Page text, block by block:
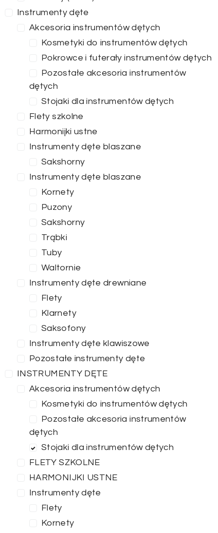
Instrumenty dęte
Akcesoria instrumentów dętych
Kosmetyki do instrumentów dętych
Pokrowce i futerały instrumentów dętych
Pozostałe akcesoria instrumentów
dętych
Stojaki dla instrumentów dętych
Flety szkolne
Harmonijki ustne
Instrumenty dęte blaszane
Sakshorny
Instrumenty dęte blaszane
Kornety
Puzony
Sakshorny
Trąbki
Tuby
Waltornie
Instrumenty dęte drewniane
Flety
Klarnety
Saksofony
Instrumenty dęte klawiszowe
Pozostałe instrumenty dęte
INSTRUMENTY DĘTE
Akcesoria instrumentów dętych
Kosmetyki do instrumentów dętych
Pozostałe akcesoria instrumentów
dętych
Stojaki dla instrumentów dętych
FLETY SZKOLNE
HARMONIJKI USTNE
Instrumenty dęte
Flety
Kornety